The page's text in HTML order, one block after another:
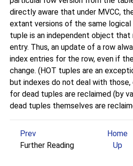
directly aware that under MVCC,
extant versions of the same logical
tuple is an independent object that
entry. Thus, an update of a row
index entries for the row, even if
change. (HOT tuples are an
but indexes do not deal with those,
for dead tuples are reclaimed (by
dead tuples themselves are
Prev Home
Further Reading
Up